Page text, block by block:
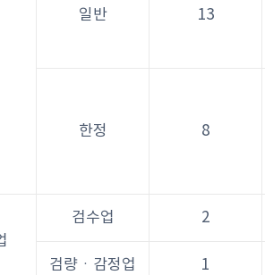
일반 13
한정 8
검수업 2
검량ㆍ감정업 1